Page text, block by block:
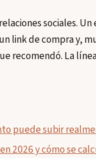
sociales.
link de compra y,
recomendó. La
puede subir
2026 y cómo se